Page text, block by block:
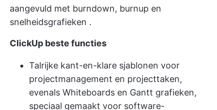
aangevuld met burndown, burnup en
snelheidsgrafieken .
ClickUp beste functies
Talrijke kant-en-klare sjablonen voor
projectmanagement en projecttaken,
evenals Whiteboards en Gantt grafieken,
speciaal gemaakt voor software-